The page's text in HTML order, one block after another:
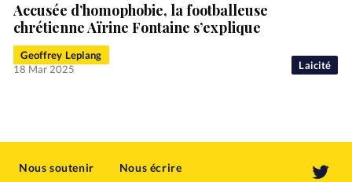
Laicité
Accusée d’homophobie, la footballeuse
chrétienne Aïrine Fontaine s’explique
Geoffrey Leplang
18 Mar 2025
Nous soutenir Nous écrire